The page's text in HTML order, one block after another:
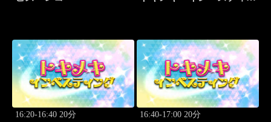
16:20-16:40 20分 16:40-17:00 20分